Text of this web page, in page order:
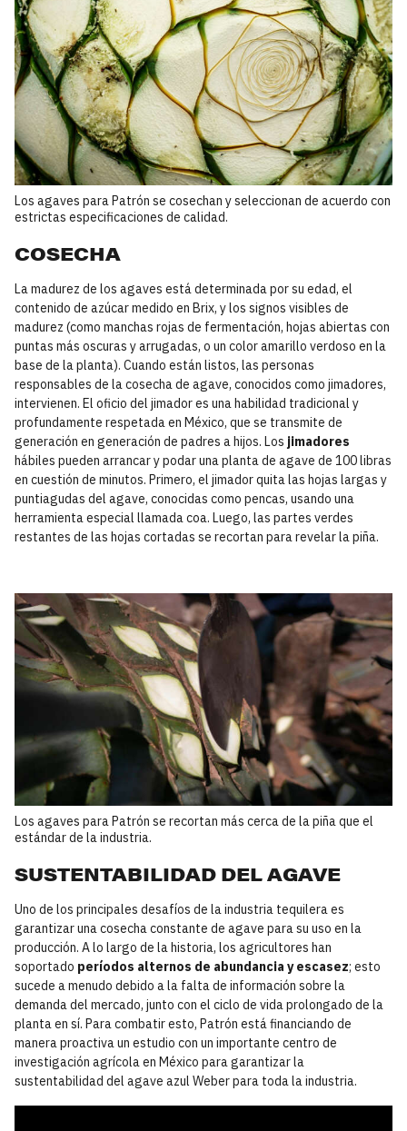
Los agaves para Patrón se cosechan y seleccionan de acuerdo con
estrictas especificaciones de calidad.
COSECHA
La madurez de los agaves está determinada por su edad, el
contenido de azúcar medido en Brix, y los signos visibles de
madurez (como manchas rojas de fermentación, hojas abiertas con
puntas más oscuras y arrugadas, o un color amarillo verdoso en la
base de la planta). Cuando están listos, las personas
responsables de la cosecha de agave, conocidos como jimadores,
intervienen. El oficio del jimador es una habilidad tradicional y
profundamente respetada en México, que se transmite de
generación en generación de padres a hijos. Los jimadores
hábiles pueden arrancar y podar una planta de agave de 100 libras
en cuestión de minutos. Primero, el jimador quita las hojas largas y
puntiagudas del agave, conocidas como pencas, usando una
herramienta especial llamada coa. Luego, las partes verdes
restantes de las hojas cortadas se recortan para revelar la piña.
Los agaves para Patrón se recortan más cerca de la piña que el
estándar de la industria.
SUSTENTABILIDAD DEL AGAVE
Uno de los principales desafíos de la industria tequilera es
garantizar una cosecha constante de agave para su uso en la
producción. A lo largo de la historia, los agricultores han
soportado períodos alternos de abundancia y escasez; esto
sucede a menudo debido a la falta de información sobre la
demanda del mercado, junto con el ciclo de vida prolongado de la
planta en sí. Para combatir esto, Patrón está financiando de
manera proactiva un estudio con un importante centro de
investigación agrícola en México para garantizar la
sustentabilidad del agave azul Weber para toda la industria.